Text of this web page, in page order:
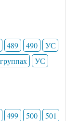
489 490
УС
УС
499 500
501